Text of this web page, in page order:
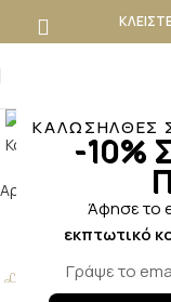
ΚΑΛΩΣΗΛΘΕΣ
-10%
Άφησε το
εκπτωτικό
Αρχική σελίδα ΒΑΠΤΙΣΗ